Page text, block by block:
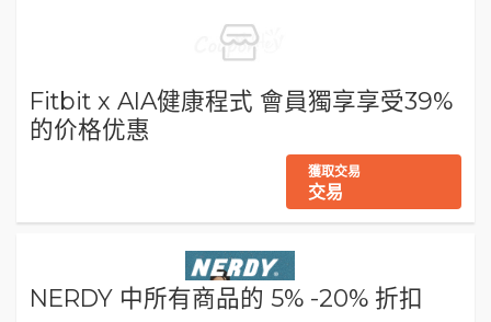
Fitbit x AIA健康程式 會員獨享享受39%
的价格优惠
獲取交易
交易
NERDY 中所有商品的 5% -20% 折扣